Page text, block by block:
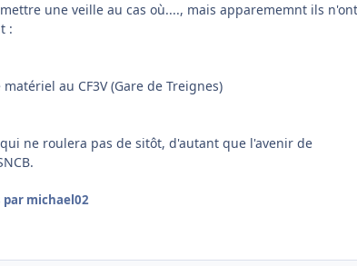
une veille au cas où...., mais apparememnt ils
:
au CF3V (Gare de Treignes)
ne roulera pas de sitôt, d'autant que l'avenir de
par michael02